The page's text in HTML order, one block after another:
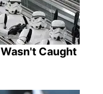
Caught